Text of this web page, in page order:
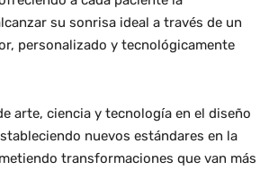
su sonrisa ideal a través de un
personalizado y tecnológicamente
arte, ciencia y tecnología en el diseño
nuevos estándares en la
transformaciones que van más